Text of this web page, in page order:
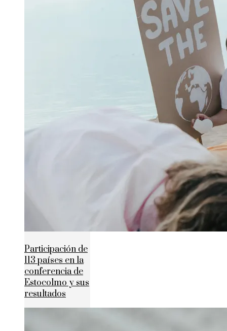
Participación de
113 países en la
conferencia de
Estocolmo y sus
resultados